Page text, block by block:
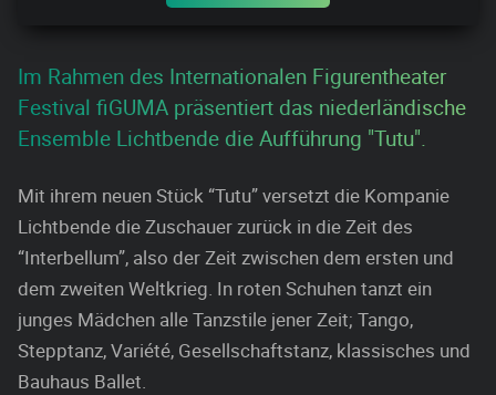
Im Rahmen des Internationalen Figurentheater
Festival fiGUMA präsentiert das niederländische
Ensemble Lichtbende die Aufführung "Tutu".
Mit ihrem neuen Stück “Tutu” versetzt die Kompanie
Lichtbende die Zuschauer zurück in die Zeit des
“Interbellum”, also der Zeit zwischen dem ersten und
dem zweiten Weltkrieg. In roten Schuhen tanzt ein
junges Mädchen alle Tanzstile jener Zeit; Tango,
Stepptanz, Variété, Gesellschaftstanz, klassisches und
Bauhaus Ballet.